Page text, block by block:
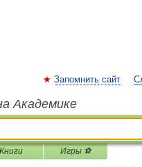
Запомнить сайт
Академике
Книги Игры ⚽